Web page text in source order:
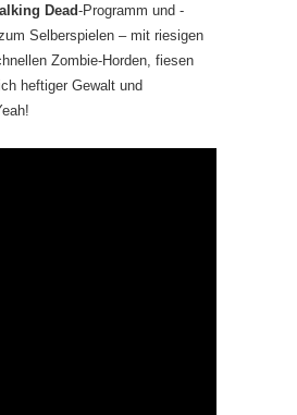
Dead-Programm und -
Selberspielen – mit riesigen
Zombie-Horden, fiesen
heftiger Gewalt und